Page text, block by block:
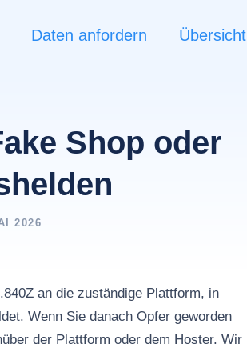
Daten anfordern Übersicht
Shop oder
2026
an die zuständige Plattform, in
Wenn Sie danach Opfer geworden
der Plattform oder dem Hoster. Wir